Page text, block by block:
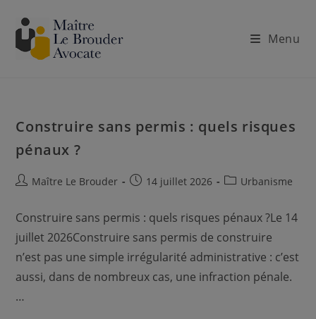
content
Menu
Construire sans permis : quels risques
pénaux ?
Auteur/autrice
la
publication :
Maître Le Brouder
Publication
14 juillet 2026
PostUrbanisme
Construire sans permis : quels risques pénaux ?Le 14
juillet 2026Construire sans permis de construire
n’est pas une simple irrégularité administrative : c’est
aussi, dans de nombreux cas, une infraction pénale.
…